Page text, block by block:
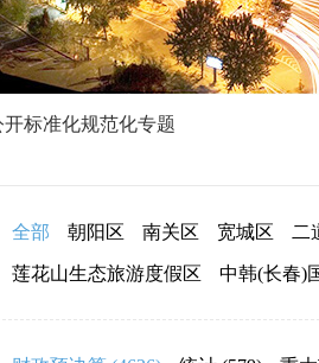
标准化规范化专题
全部 朝阳区 南关区 宽城区 二
莲花山生态旅游度假区 中韩(长春)